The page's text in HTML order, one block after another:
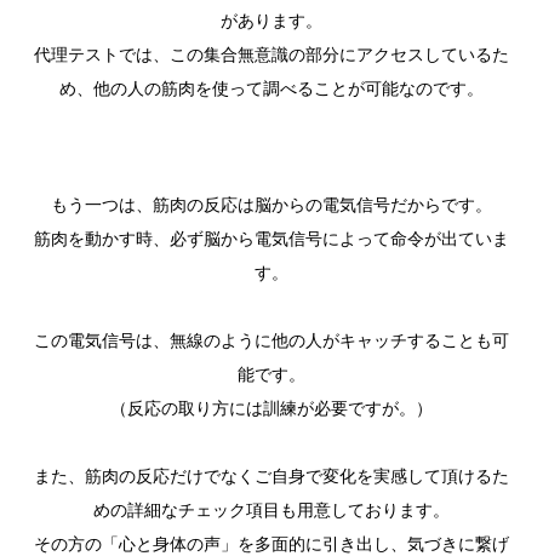
があります。
代理テストでは、この集合無意識の部分にアクセスしているた
め、他の人の筋肉を使って調べることが可能なのです。
もう一つは、筋肉の反応は脳からの電気信号だからです。
筋肉を動かす時、必ず脳から電気信号によって命令が出ていま
す。
この電気信号は、無線のように他の人がキャッチすることも可
能です。
（反応の取り方には訓練が必要ですが。）
また、筋肉の反応だけでなくご自身で変化を実感して頂けるた
めの詳細なチェック項目も用意しております。
その方の「心と身体の声」を多面的に引き出し、気づきに繋げ